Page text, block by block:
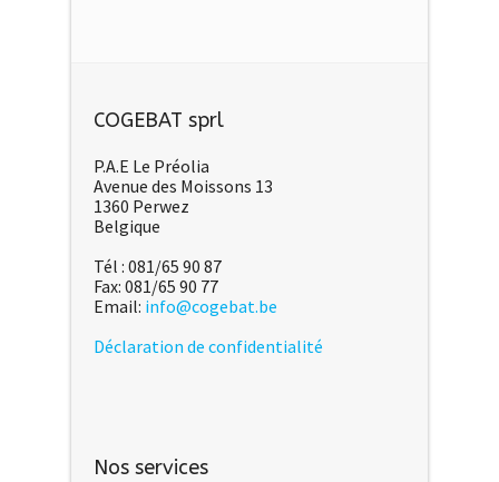
COGEBAT sprl
P.A.E Le Préolia
Avenue des Moissons 13
1360 Perwez
Belgique
Tél : 081/65 90 87
Fax: 081/65 90 77
Email: info@cogebat.be
Déclaration de confidentialité
Nos services